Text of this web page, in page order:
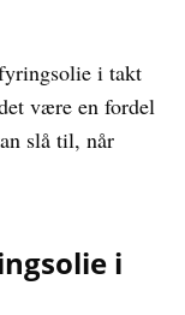
i takt
være en fordel
slå til, når
i